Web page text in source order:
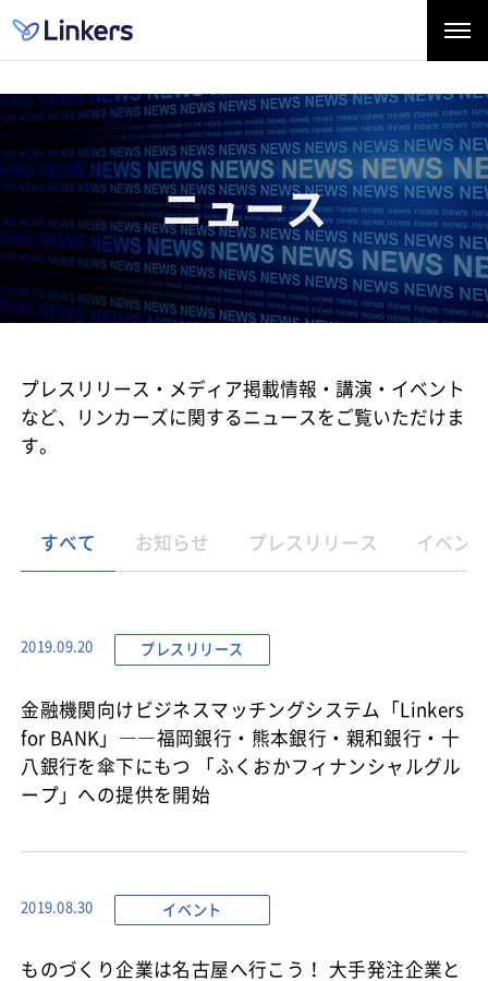
ニュース
プレスリリース・メディア掲載情報・講演・イベント
など、
リンカーズに関するニュースをご覧いただけま
す。
すべて お知らせ プレスリリース イベン
2019.09.20 プレスリリース
金融機関向けビジネスマッチングシステム「Linkers
for BANK」――福岡銀行・熊本銀行・親和銀行・十
八銀行を傘下にもつ 「ふくおかフィナンシャルグル
ープ」への提供を開始
2019.08.30 イベント
ものづくり企業は名古屋へ行こう！ 大手発注企業と